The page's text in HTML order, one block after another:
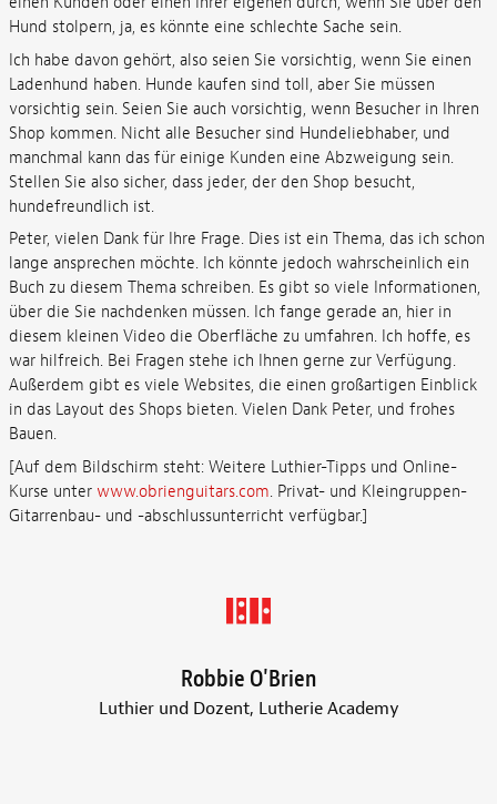
Hund stolpern, ja, es könnte eine schlechte Sache sein.
Ich habe davon gehört, also seien Sie vorsichtig, wenn Sie einen
Ladenhund haben. Hunde kaufen sind toll, aber Sie müssen
vorsichtig sein. Seien Sie auch vorsichtig, wenn Besucher in Ihren
Shop kommen. Nicht alle Besucher sind Hundeliebhaber, und
manchmal kann das für einige Kunden eine Abzweigung sein.
Stellen Sie also sicher, dass jeder, der den Shop besucht,
hundefreundlich ist.
Peter, vielen Dank für Ihre Frage. Dies ist ein Thema, das ich schon
lange ansprechen möchte. Ich könnte jedoch wahrscheinlich ein
Buch zu diesem Thema schreiben. Es gibt so viele Informationen,
über die Sie nachdenken müssen. Ich fange gerade an, hier in
diesem kleinen Video die Oberfläche zu umfahren. Ich hoffe, es
war hilfreich. Bei Fragen stehe ich Ihnen gerne zur Verfügung.
Außerdem gibt es viele Websites, die einen großartigen Einblick
in das Layout des Shops bieten. Vielen Dank Peter, und frohes
Bauen.
[Auf dem Bildschirm steht: Weitere Luthier-Tipps und Online-
Kurse unter www.obrienguitars.com. Privat- und Kleingruppen-
Gitarrenbau- und -abschlussunterricht verfügbar.]
Robbie O'Brien
Luthier und Dozent, Lutherie Academy